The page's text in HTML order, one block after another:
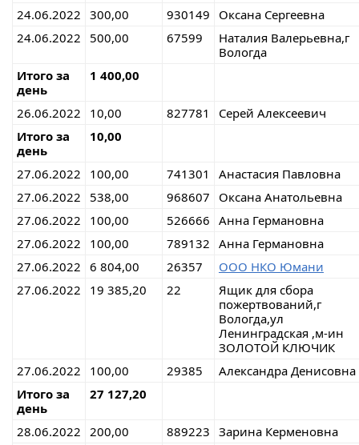
24.06.2022 300,00 930149
Оксана Сергеевна
24.06.2022
500,00 67599
Наталия Валерьевна,г
Вологда
Итого за
день
1 400,00
26.06.2022 10,00 827781
Серей Алексеевич
Итого за
день
10,00
27.06.2022 100,00 741301
Анастасия Павловна
27.06.2022
538,00 968607
Оксана Анатольевна
27.06.2022
100,00 526666 Анна Германовна
27.06.2022
100,00 789132 Анна Германовна
27.06.2022 6 804,00 26357
ООО НКО Юмани
27.06.2022
19 385,20 22
Ящик для сбора
пожертвований,г
Вологда,ул
Ленинградская ,м-ин
ЗОЛОТОЙ КЛЮЧИК
27.06.2022
100,00 29385
Александра Денисовна
Итого за
день
27 127,20
28.06.2022 200,00 889223 Зарина Керменовна